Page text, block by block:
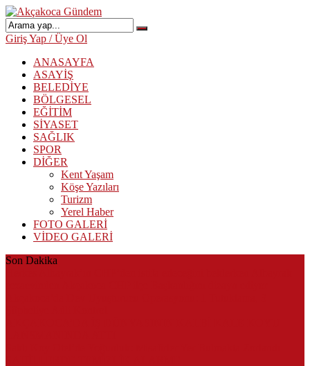
Giriş Yap / Üye Ol
ANASAYFA
ASAYİŞ
BELEDİYE
BÖLGESEL
EĞİTİM
SİYASET
SAĞLIK
SPOR
DİĞER
Kent Yaşam
Köşe Yazıları
Turizm
Yerel Haber
FOTO GALERİ
VİDEO GALERİ
Son Dakika